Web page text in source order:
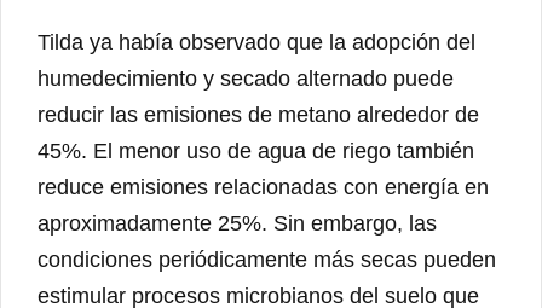
Tilda ya había observado que la adopción del
humedecimiento y secado alternado puede
reducir las emisiones de metano alrededor de
45%. El menor uso de agua de riego también
reduce emisiones relacionadas con energía en
aproximadamente 25%. Sin embargo, las
condiciones periódicamente más secas pueden
estimular procesos microbianos del suelo que